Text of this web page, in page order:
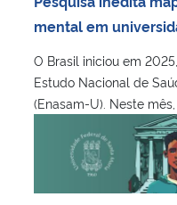
Ministério da Cidadania
Ministério da Saúde
Ministério de Minas e Energia
Ministério da Ciência,
mental em
O Brasil iniciou em
Estudo Nacional de
(Enasam-U). Neste mês,